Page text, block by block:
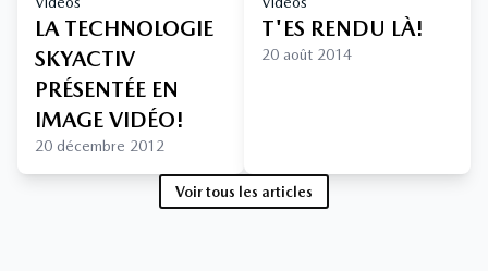
LA TECHNOLOGIE
SKYACTIV
PRÉSENTÉE EN
IMAGE VIDÉO!
20 décembre 2012
T'ES RENDU LÀ!
20 août 2014
Voir tous les articles